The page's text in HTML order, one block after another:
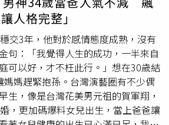
報導中也提到，在中國的主要城市
，但在部分農村地區，年輕父母、年
普遍。根據中國民政部2020年的數
婚年齡已達28.67歲，與這位39歲奶
。但拋開法律的問題先不論，如此年
網友十分羨慕，再加上，這位婆婆不
極學習科學育兒知識，與媳婦共同討
時也能理性溝通，這種和諧的婆媳相
人格完整」
交3年，他對於感情態度成熟，沒有
句：「我覺得人生的成功，一半來自
可以好，才不枉此行。」想在30歲結
媽趕緊抱孫。台灣演藝圈有不少偶
生，像是台灣花美男元祖的賀軍翔，
，更加碼爆料女兒出生，當上爸爸讓